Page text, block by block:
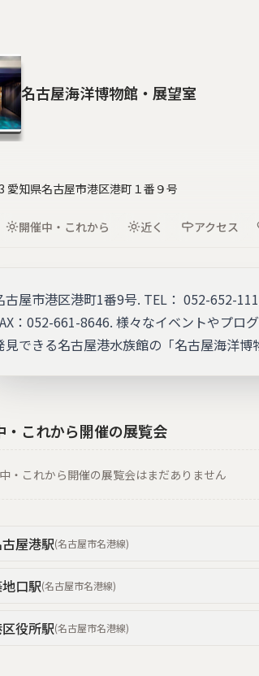
名古屋海洋博物館・展望室
愛知県名古屋市港区港町１番９号
開催中・これから 近く アクセス
古屋市港区港町1番9号. TEL： 052-652-
：052-661-8646. 様々なイベントやプロ
見できる名古屋港水族館の「名古屋海洋
・これから開催の展覧会
・これから開催の展覧会はまだありません
屋港駅(名古屋市名港線)
口駅(名古屋市名港線)
役所駅(名古屋市名港線)